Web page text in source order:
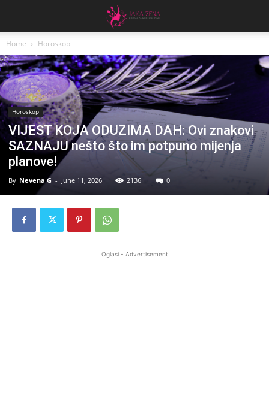
Home Horoskop
Horoskop
VIJEST KOJA ODUZIMA DAH: Ovi znakovi
SAZNAJU nešto što im potpuno mijenja
planove!
By Nevena G - June 11, 2026 2136 0
Oglasi - Advertisement